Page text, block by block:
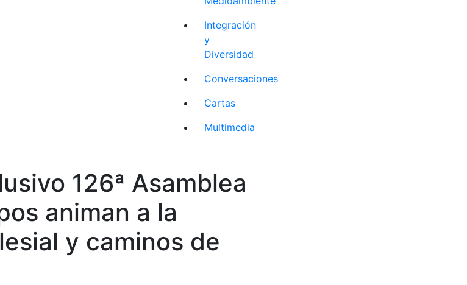
Integración
y
Diversidad
Conversaciones
Cartas
Multimedia
126ª Asamblea
animan a la
y caminos de